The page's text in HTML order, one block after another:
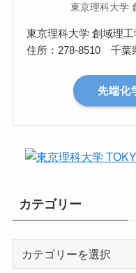
東京理科大学
東京理科大学 創域理
住所：278-8510 千葉
先端化
カテゴリー